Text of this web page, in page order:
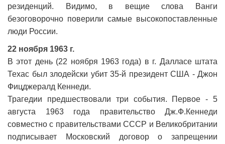
резиденций. Видимо, в вещие слова Ванги
безоговорочно поверили самые высокопоставленные
люди России.
22 ноября 1963 г.
В этот день (22 ноября 1963 года) в г. Далласе штата
Техас был злодейски убит 35-й президент США - Джон
Фицджералд Кеннеди.
Трагедии предшествовали три события. Первое - 5
августа 1963 года правительство Дж.Ф.Кеннеди
совместно с правительствами СССР и Великобритании
подписывает Московский договор о запрещении